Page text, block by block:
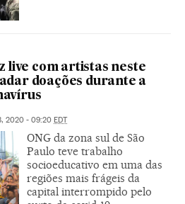
live com artistas neste
doações durante a
2020 - 09:20 EDT
ONG da zona sul de São
Paulo teve trabalho
socioeducativo em uma das
regiões mais frágeis da
capital interrompido pelo